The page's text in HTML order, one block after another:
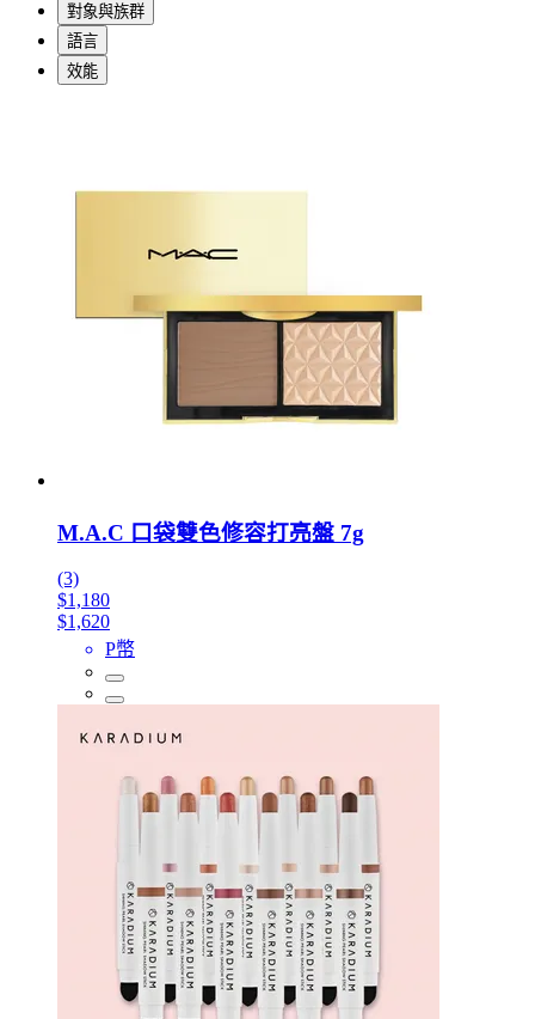
對象與族群
語言
效能
M.A.C 口袋雙色修容打亮盤 7g
(3)
$1,180
$1,620
P幣